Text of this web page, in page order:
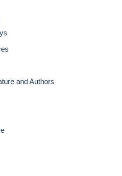
and Authors